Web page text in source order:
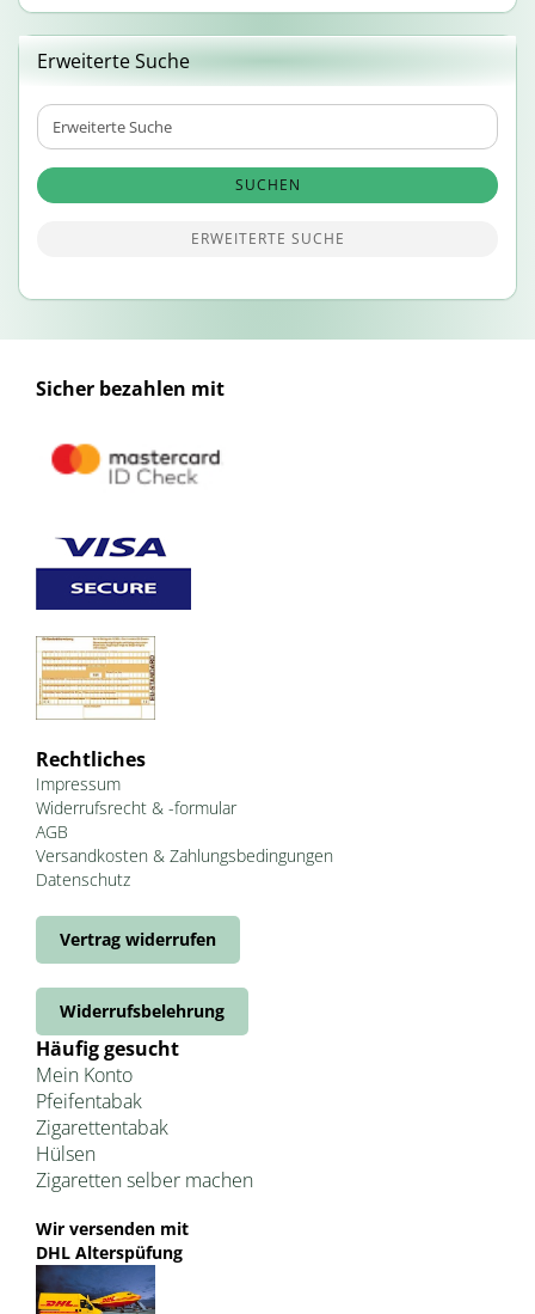
Erweiterte Suche
Erweiterte
Suche
SUCHEN
ERWEITERTE SUCHE
Sicher bezahlen mit
Rechtliches
Impressum
Widerrufsrecht & -formular
AGB
Versandkosten & Zahlungsbedingungen
Datenschutz
Vertrag widerrufen
Widerrufsbelehrung
Häufig gesucht
Mein Konto
Pfeifentabak
Zigarettentabak
Hülsen
Zigaretten selber machen
Wir versenden mit
DHL Alterspüfung